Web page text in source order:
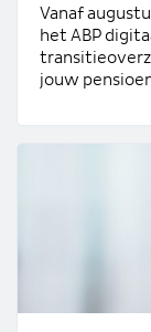
Vanaf
het ABP
jouw